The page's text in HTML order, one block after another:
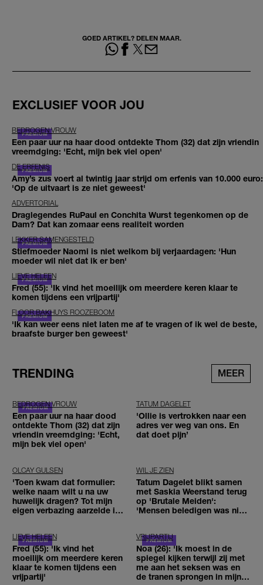
GOED ARTIKEL? DELEN MAAR.
EXCLUSIEF VOOR JOU
BEDROGEN VROUW
Een paar uur na haar dood ontdekte Thom (32) dat zijn vriendin
vreemdging: 'Echt, mijn bek viel open'
DE ERFENIS
Amy’s zus voert al twintig jaar strijd om erfenis van 10.000 euro:
'Op de uitvaart is ze niet geweest'
ADVERTORIAL
Draglegendes RuPaul en Conchita Wurst tegenkomen op de
Dam? Dat kan zomaar eens realiteit worden
LEKKER SAMENGESTELD
Stiefmoeder Naomi is niet welkom bij verjaardagen: 'Hun
moeder wil niet dat ik er ben'
LIEVE HELEEN
Fred (55): 'Ik vind het moeilijk om meerdere keren klaar te
komen tijdens een vrijpartij'
FLOOR BAKHUYS ROOZEBOOM
'Ik kan weer eens niet laten me af te vragen of ik wel de beste,
braafste burger ben geweest'
TRENDING MEER
BEDROGEN VROUW
Een paar uur na haar dood
ontdekte Thom (32) dat zijn
vriendin vreemdging: 'Echt,
mijn bek viel open'
TATUM DAGELET
'Ollie is vertrokken naar een
adres ver weg van ons. En
dat doet pijn’
OLCAY GULSEN
'Toen kwam dat formulier:
welke naam wilt u na uw
huwelijk dragen? Tot mijn
eigen verbazing aarzelde ik
WIL JE ZIEN
Tatum Dagelet blikt samen
met Saskia Weerstand terug
op 'Brutale Meiden':
'Mensen beledigen was niet
LIEVE HELEEN
Fred (55): 'Ik vind het
moeilijk om meerdere keren
klaar te komen tijdens een
vrijpartij'
VRIJPARTIJ
Noa (26): 'Ik moest in de
spiegel kijken terwijl zij met
me aan het seksen was en
de tranen sprongen in mijn